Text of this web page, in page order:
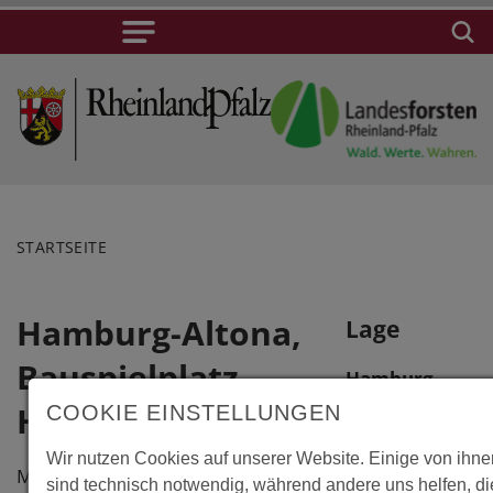
STARTSEITE
Hamburg-Altona,
Bauspielplatz
Hexenberg
Massivholzbau
Lage
Hamburg-
Hexenberg
COOKIE EINSTELLUNGEN
Wir nutzen Cookies auf unserer Website. Einige von
sind technisch notwendig, während andere uns helfen,